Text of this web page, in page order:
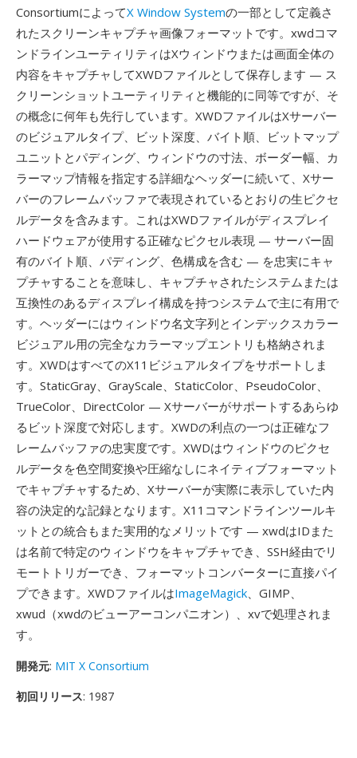
ConsortiumによってX Window Systemの一部として定義さ
れたスクリーンキャプチャ画像フォーマットです。xwdコマ
ンドラインユーティリティはXウィンドウまたは画面全体の
内容をキャプチャしてXWDファイルとして保存します — ス
クリーンショットユーティリティと機能的に同等ですが、そ
の概念に何年も先行しています。XWDファイルはXサーバー
のビジュアルタイプ、ビット深度、バイト順、ビットマップ
ユニットとパディング、ウィンドウの寸法、ボーダー幅、カ
ラーマップ情報を指定する詳細なヘッダーに続いて、Xサー
バーのフレームバッファで表現されているとおりの生ピクセ
ルデータを含みます。これはXWDファイルがディスプレイ
ハードウェアが使用する正確なピクセル表現 — サーバー固
有のバイト順、パディング、色構成を含む — を忠実にキャ
プチャすることを意味し、キャプチャされたシステムまたは
互換性のあるディスプレイ構成を持つシステムで主に有用で
す。ヘッダーにはウィンドウ名文字列とインデックスカラー
ビジュアル用の完全なカラーマップエントリも格納されま
す。XWDはすべてのX11ビジュアルタイプをサポートしま
す。StaticGray、GrayScale、StaticColor、PseudoColor、
TrueColor、DirectColor — Xサーバーがサポートするあらゆ
るビット深度で対応します。XWDの利点の一つは正確なフ
レームバッファの忠実度です。XWDはウィンドウのピクセ
ルデータを色空間変換や圧縮なしにネイティブフォーマット
でキャプチャするため、Xサーバーが実際に表示していた内
容の決定的な記録となります。X11コマンドラインツールキ
ットとの統合もまた実用的なメリットです — xwdはIDまた
は名前で特定のウィンドウをキャプチャでき、SSH経由でリ
モートトリガーでき、フォーマットコンバーターに直接パイ
プできます。XWDファイルはImageMagick、GIMP、
xwud（xwdのビューアーコンパニオン）、xvで処理されま
す。
開発元: MIT X Consortium
初回リリース: 1987